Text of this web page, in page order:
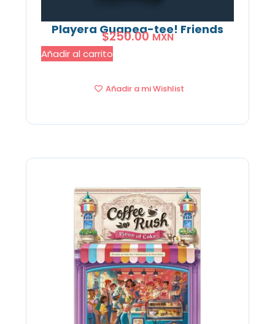
Playera Guapea-tee! Friends
$250.00 MXN
Añadir al carrito
Añadir a mi Wishlist